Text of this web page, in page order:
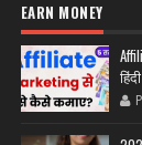
EARN MONEY